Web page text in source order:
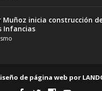
Muñoz inicia construcción
Infancias
de página web por